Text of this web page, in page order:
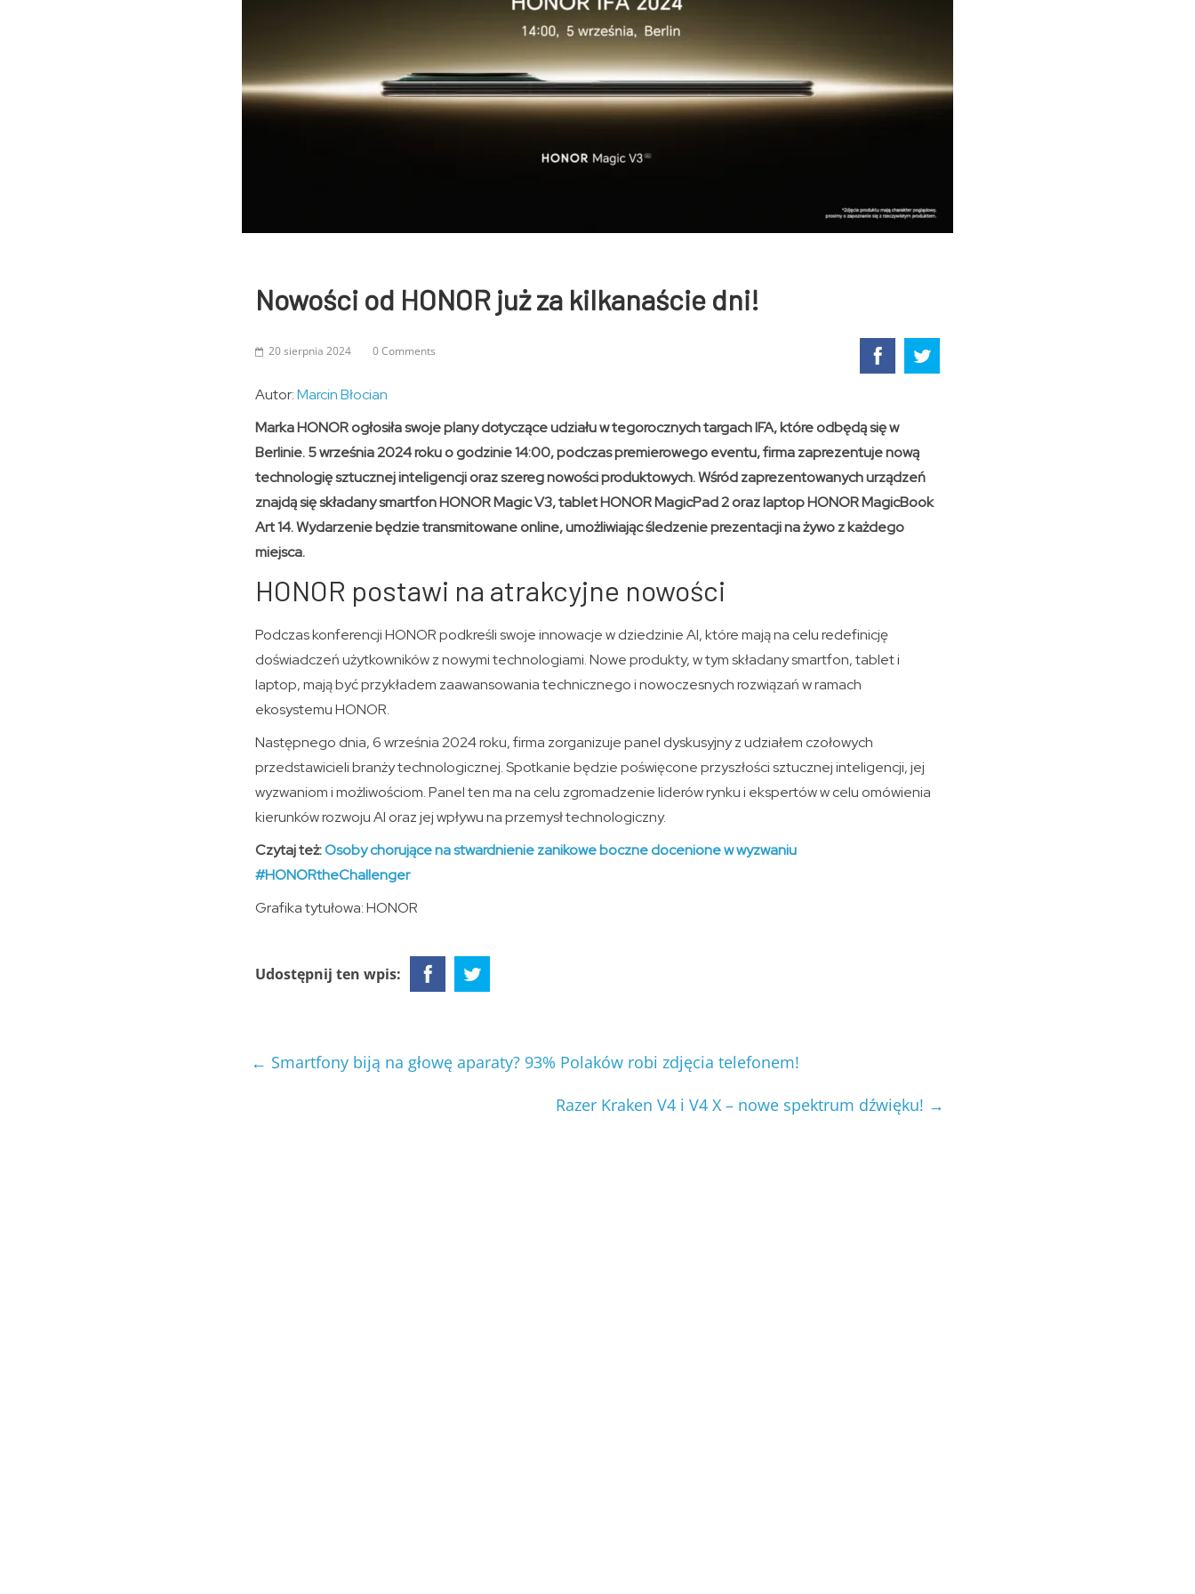
Nowości od HONOR już za kilkanaście dni!
20 sierpnia 2024 0 Comments
Autor:Marcin Błocian
Marka HONOR ogłosiła swoje plany dotyczące udziału w tegorocznych targach IFA, które odbędą się w
Berlinie. 5 września 2024 roku o godzinie 14:00, podczas premierowego eventu, firma zaprezentuje nową
technologię sztucznej inteligencji oraz szereg nowości produktowych. Wśród zaprezentowanych urządzeń
znajdą się składany smartfon HONOR Magic V3, tablet HONOR MagicPad 2 oraz laptop HONOR MagicBook
Art 14. Wydarzenie będzie transmitowane online, umożliwiając śledzenie prezentacji na żywo z każdego
miejsca.
HONOR postawi na atrakcyjne nowości
Podczas konferencji HONOR podkreśli swoje innowacje w dziedzinie AI, które mają na celu redefinicję
doświadczeń użytkowników z nowymi technologiami. Nowe produkty, w tym składany smartfon, tablet i
laptop, mają być przykładem zaawansowania technicznego i nowoczesnych rozwiązań w ramach
ekosystemu HONOR.
Następnego dnia, 6 września 2024 roku, firma zorganizuje panel dyskusyjny z udziałem czołowych
przedstawicieli branży technologicznej. Spotkanie będzie poświęcone przyszłości sztucznej inteligencji, jej
wyzwaniom i możliwościom. Panel ten ma na celu zgromadzenie liderów rynku i ekspertów w celu omówienia
kierunków rozwoju AI oraz jej wpływu na przemysł technologiczny.
Czytaj też:Osoby chorujące na stwardnienie zanikowe boczne docenione w wyzwaniu
#HONORtheChallenger
Grafika tytułowa: HONOR
Udostępnij ten wpis:
← Smartfony biją na głowę aparaty? 93% Polaków robi zdjęcia telefonem!
Razer Kraken V4 i V4 X – nowe spektrum dźwięku! →